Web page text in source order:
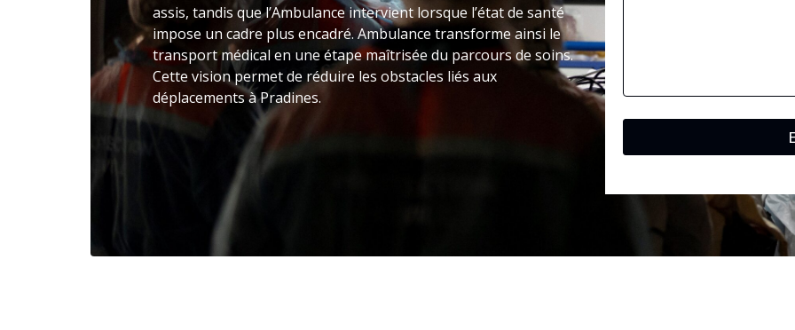
assis, tandis que l’Ambulance intervient lorsque l’état de santé
impose un cadre plus encadré. Ambulance transforme ainsi le
transport médical en une étape maîtrisée du parcours de soins.
Cette vision permet de réduire les obstacles liés aux
déplacements à Pradines.